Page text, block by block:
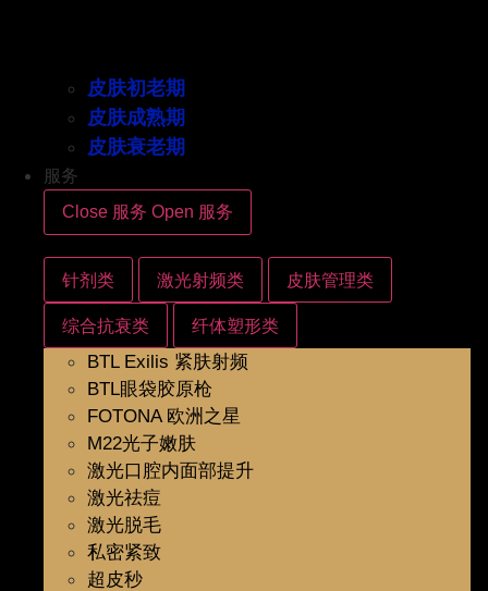
皮肤初老期
皮肤成熟期
皮肤衰老期
服务
Close 服务 Open 服务
针剂类 激光射频类 皮肤管理类
综合抗衰类 纤体塑形类
BTL Exilis 紧肤射频
BTL眼袋胶原枪
FOTONA 欧洲之星
M22光子嫩肤
激光口腔内面部提升
激光祛痘
激光脱毛
私密紧致
超皮秒